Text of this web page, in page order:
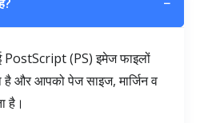
PostScript (PS) इमेज फाइलों
है और आपको पेज साइज, मार्जिन व
है।